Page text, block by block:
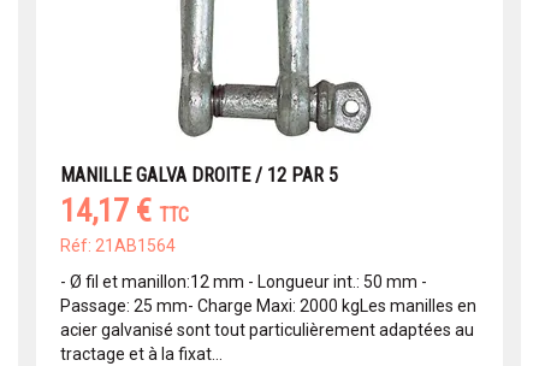
MANILLE GALVA DROITE / 12 PAR 5
14,17 € TTC
Réf: 21AB1564
- Ø fil et manillon:12 mm - Longueur int.: 50 mm -
Passage: 25 mm- Charge Maxi: 2000 kgLes manilles en
acier galvanisé sont tout particulièrement adaptées au
tractage et à la fixat...